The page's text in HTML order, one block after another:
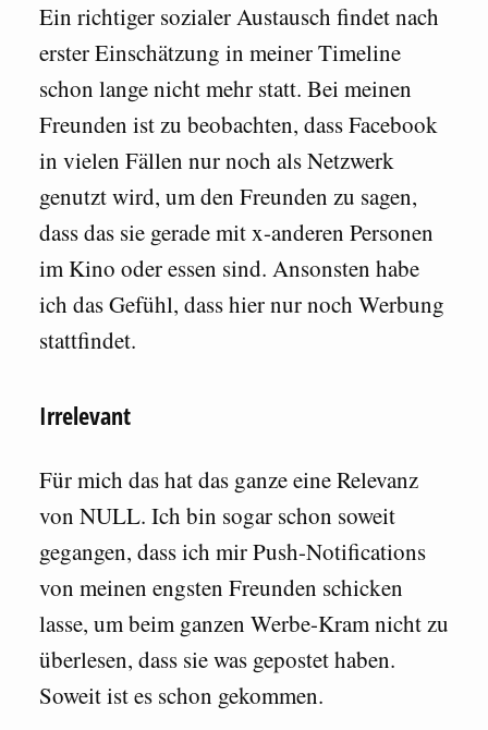
Ein richtiger sozialer Austausch findet nach
erster Einschätzung in meiner Timeline
schon lange nicht mehr statt. Bei meinen
Freunden ist zu beobachten, dass Facebook
in vielen Fällen nur noch als Netzwerk
genutzt wird, um den Freunden zu sagen,
dass das sie gerade mit x-anderen Personen
im Kino oder essen sind. Ansonsten habe
ich das Gefühl, dass hier nur noch Werbung
stattfindet.
Irrelevant
Für mich das hat das ganze eine Relevanz
von NULL. Ich bin sogar schon soweit
gegangen, dass ich mir Push-Notifications
von meinen engsten Freunden schicken
lasse, um beim ganzen Werbe-Kram nicht zu
überlesen, dass sie was gepostet haben.
Soweit ist es schon gekommen.